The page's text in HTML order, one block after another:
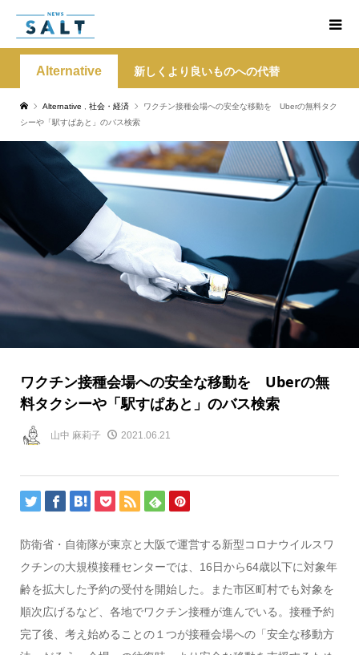
Alternative 新しくより良いものへの代替
Alternative 社会・経済
ワクチン接種会場への安全な移動を Uberの無料タク
シーや「駅すぱあと」のバス検索
ワクチン接種会場への安全な移動を Uberの無
料タクシーや「駅すぱあと」のバス検索
山中 麻莉子 2021.06.21
防衛省・自衛隊が東京と大阪で運営する新型コロナウイルスワ
クチンの大規模接種センターでは、16日から64歳以下に対象年
齢を拡大した予約の受付を開始した。また市区町村でも対象を
順次広げるなど、各地でワクチン接種が進んでいる。接種予約
完了後、考え始めることの１つが接種会場への「安全な移動方